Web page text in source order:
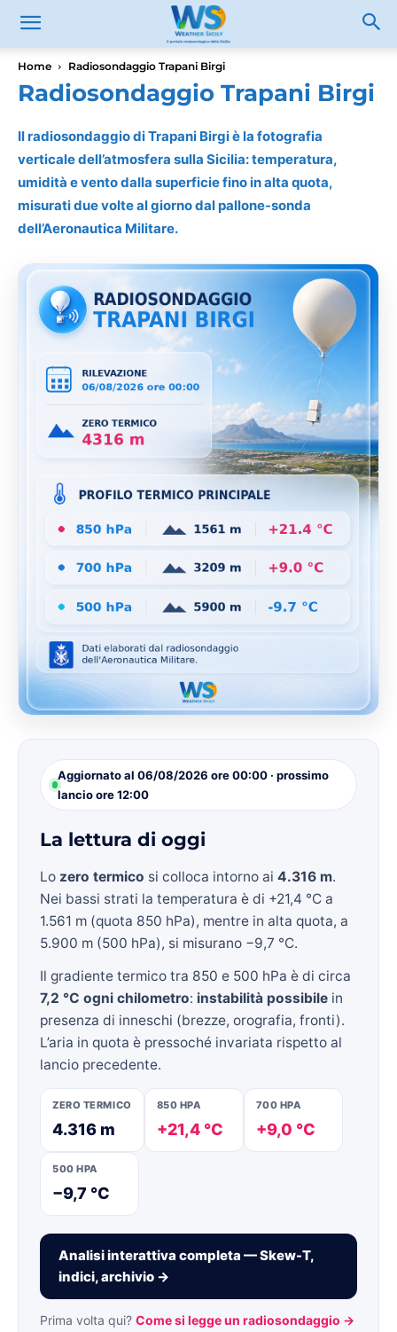
Home Radiosondaggio Trapani Birgi
Radiosondaggio Trapani Birgi
Il radiosondaggio di Trapani Birgi è la fotografia
verticale dell’atmosfera sulla Sicilia: temperatura,
umidità e vento dalla superficie fino in alta quota,
misurati due volte al giorno dal pallone-sonda
dell’Aeronautica Militare.
Aggiornato al 06/08/2026 ore 00:00 · prossimo
lancio ore 12:00
La lettura di oggi
Lo zero termico si colloca intorno ai 4.316 m.
Nei bassi strati la temperatura è di +21,4 °C a
1.561 m (quota 850 hPa), mentre in alta quota, a
5.900 m (500 hPa), si misurano −9,7 °C.
Il gradiente termico tra 850 e 500 hPa è di circa
7,2 °C ogni chilometro: instabilità possibile in
presenza di inneschi (brezze, orografia, fronti).
L’aria in quota è pressoché invariata rispetto al
lancio precedente.
ZERO TERMICO
4.316 m
850 HPA
+21,4 °C
700 HPA
+9,0 °C
500 HPA
−9,7 °C
Analisi interattiva completa — Skew-T,
indici, archivio →
Prima volta qui? Come si legge un radiosondaggio →